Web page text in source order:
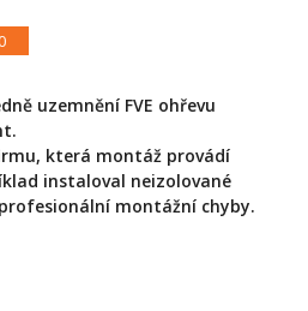
uzemnění FVE ohřevu
která montáž provádí
instaloval neizolované
montážní chyby.